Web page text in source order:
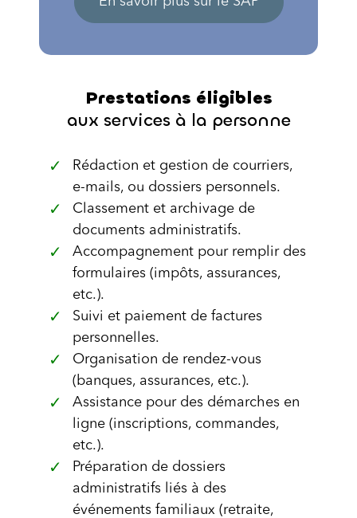
Prestations éligibles
aux services à la personne
Rédaction et gestion de courriers,
e-mails, ou dossiers personnels.
Classement et archivage de
documents administratifs.
Accompagnement pour remplir des
formulaires (impôts, assurances,
etc.).
Suivi et paiement de factures
personnelles.
Organisation de rendez-vous
(banques, assurances, etc.).
Assistance pour des démarches en
ligne (inscriptions, commandes,
etc.).
Préparation de dossiers
administratifs liés à des
événements familiaux (retraite,